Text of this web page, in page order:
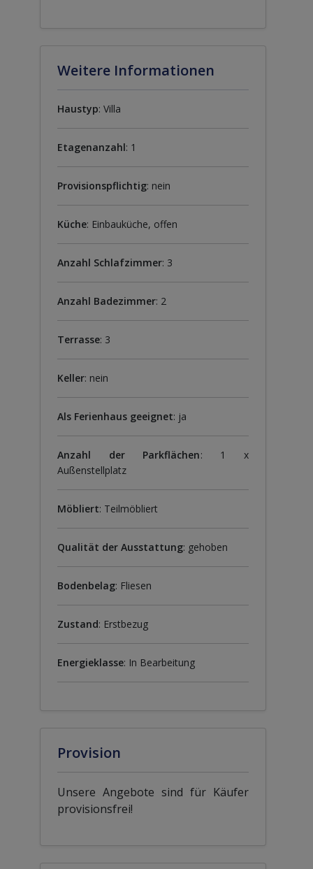
Weitere Informationen
Haustyp: Villa
Etagenanzahl: 1
Provisionspflichtig: nein
Küche: Einbauküche, offen
Anzahl Schlafzimmer: 3
Anzahl Badezimmer: 2
Terrasse: 3
Keller: nein
Als Ferienhaus geeignet: ja
Anzahl der Parkflächen: 1 x
Außenstellplatz
Möbliert: Teilmöbliert
Qualität der Ausstattung: gehoben
Bodenbelag: Fliesen
Zustand: Erstbezug
Energieklasse: In Bearbeitung
Provision
Unsere Angebote sind für Käufer
provisionsfrei!